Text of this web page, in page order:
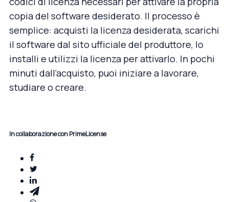
copia del software desiderato. Il processo è
semplice: acquisti la licenza desiderata, scarichi
il software dal sito ufficiale del produttore, lo
installi e utilizzi la licenza per attivarlo. In pochi
minuti dall’acquisto, puoi iniziare a lavorare,
studiare o creare.
In collaborazione con PrimeLicense